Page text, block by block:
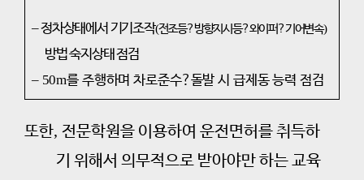
–정차상태에서 기기조작(전조등?방향지시등?와이퍼?기어변속)
방법 숙지상태 점검
– 50m를 주행하며 차로준수?돌발 시 급제동 능력 점검
또한, 전문학원을 이용하여 운전면허를 취득하
기 위해서 의무적으로 받아야만 하는교육